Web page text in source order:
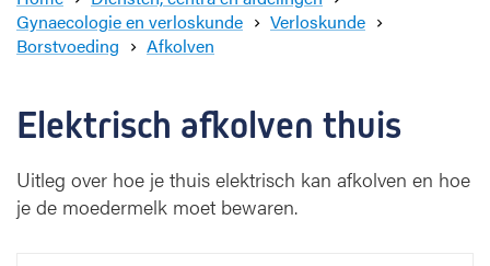
Gynaecologie en verloskunde
Verloskunde
Borstvoeding
Afkolven
e
k
r
i
Elektrisch afkolven thuis
Uitleg over hoe je thuis elektrisch kan afkolven en hoe
je de moedermelk moet bewaren.